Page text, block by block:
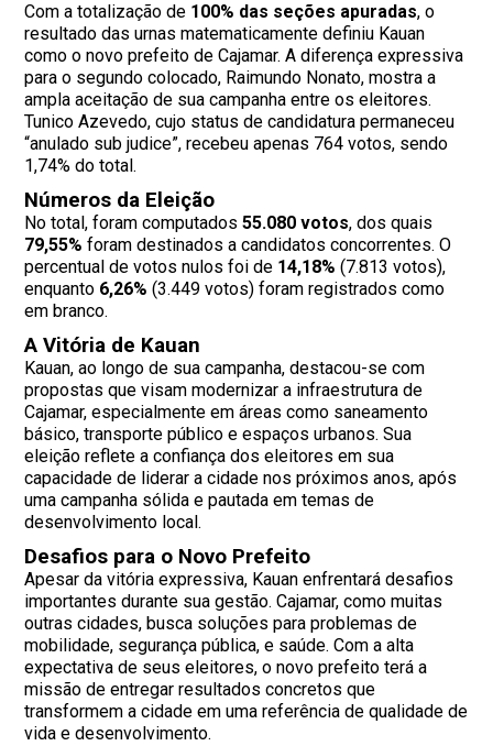
Com a totalização de 100% das seções apuradas, o
resultado das urnas matematicamente definiu Kauan
como o novo prefeito de Cajamar. A diferença expressiva
para o segundo colocado, Raimundo Nonato, mostra a
ampla aceitação de sua campanha entre os eleitores.
Tunico Azevedo, cujo status de candidatura permaneceu
“anulado sub judice”, recebeu apenas 764 votos, sendo
1,74% do total.
Números da Eleição
No total, foram computados55.080 votos, dos quais
79,55% foram destinados a candidatos concorrentes. O
percentual de votos nulos foi de 14,18% (7.813 votos),
enquanto 6,26% (3.449 votos) foram registrados como
em branco.
A Vitória de Kauan
Kauan, ao longo de sua campanha, destacou-se com
propostas que visam modernizar a infraestrutura de
Cajamar, especialmente em áreas como saneamento
básico, transporte público e espaços urbanos. Sua
eleição reflete a confiança dos eleitores em sua
capacidade de liderar a cidade nos próximos anos, após
uma campanha sólida e pautada em temas de
desenvolvimento local.
Desafios para o Novo Prefeito
Apesar da vitória expressiva, Kauan enfrentará desafios
importantes durante sua gestão. Cajamar, como muitas
outras cidades, busca soluções para problemas de
mobilidade, segurança pública, e saúde. Com a alta
expectativa de seus eleitores, o novo prefeito terá a
missão de entregar resultados concretos que
transformem a cidade em uma referência de qualidade de
vida e desenvolvimento.